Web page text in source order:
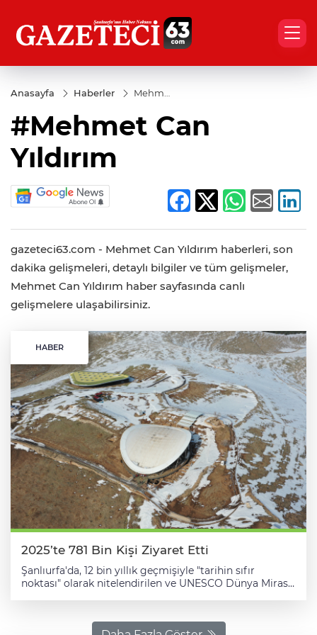
Anasayfa Haberler
Mehmet
Yıldırım
#Mehmet Can
Yıldırım
gazeteci63.com - Mehmet Can Yıldırım haberleri, son
dakika gelişmeleri, detaylı bilgiler ve tüm gelişmeler,
Mehmet Can Yıldırım haber sayfasında canlı
gelişmelere ulaşabilirsiniz.
HABER
2025’te 781 Bin Kişi Ziyaret Etti
Şanlıurfa'da, 12 bin yıllık geçmişiyle "tarihin sıfır
noktası" olarak nitelendirilen ve UNESCO Dünya Mirası
koruma çatısı yapım çalışmaları nedeniyle bir bölümü